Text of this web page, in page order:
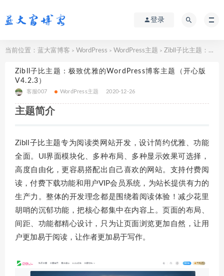
登录
当前位置： 蓝大富博客 > WordPress > WordPress主题 > Zibll子比主题：极致优雅的WordPress博客主题（开心版V4.2.3）
Zibll子比主题：极致优雅的WordPress博客主题（开心版
V4.2.3）
客服007 WordPress主题 2020-12-26
主题简介
Zibll子比主题专为阅读类网站开发，设计简约优雅、功能
全面。UI界面模块化、多种布局、多种显示效果可选择，
高度自由化，更容易搭配出自己喜欢的网站。支持付费阅
读，付费下载功能和用户VIP会员系统，为站长提供有力的
生产力。整体的开发理念都是围绕着阅读体验！减少花里
胡哨的沉郁功能，把核心都集中在内容上。页面的布局、
间距、功能都精心设计，只为让页面浏览更加自然，让用
户更加易于阅读，让作者更加易于写作。